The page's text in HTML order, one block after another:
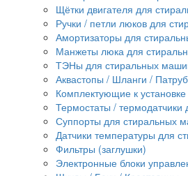
Щётки двигателя для
Ручки / петли люков для
Амортизаторы для
Манжеты люка для
ТЭНы для стиральных
Аквастопы / Шланги /
Комплектующие к
Термостаты /
Суппорты для стиральных
Датчики температуры для
Фильтры (заглушки)
Электронные блоки